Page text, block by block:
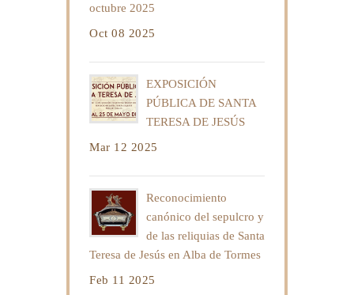
octubre 2025
Oct 08 2025
EXPOSICIÓN
PÚBLICA DE SANTA
TERESA DE JESÚS
Mar 12 2025
Reconocimiento
canónico del sepulcro y
de las reliquias de Santa
Teresa de Jesús en Alba de Tormes
Feb 11 2025